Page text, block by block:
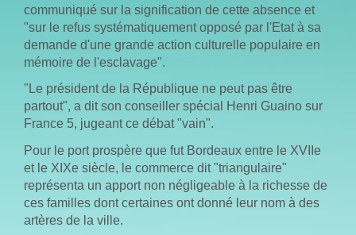
communiqué sur la signification de cette absence et
"sur le refus systématiquement opposé par l'Etat à sa
demande d'une grande action culturelle populaire en
mémoire de l'esclavage".
"Le président de la République ne peut pas être
partout", a dit son conseiller spécial Henri Guaino sur
France 5, jugeant ce débat "vain".
Pour le port prospère que fut Bordeaux entre le XVIIe
et le XIXe siècle, le commerce dit "triangulaire"
représenta un apport non négligeable à la richesse de
ces familles dont certaines ont donné leur nom à des
artères de la ville.